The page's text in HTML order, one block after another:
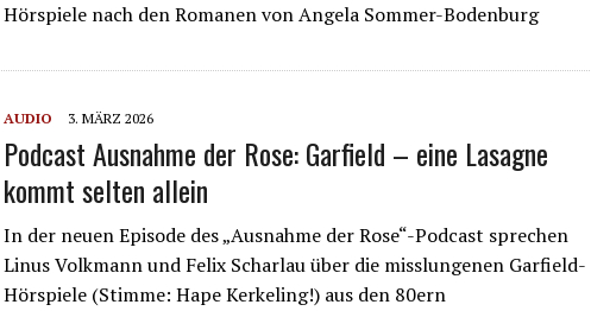
Hörspiele nach den Romanen von Angela Sommer-Bodenburg
AUDIO 3. MÄRZ 2026
Podcast Ausnahme der Rose: Garfield – eine Lasagne
kommt selten allein
In der neuen Episode des „Ausnahme der Rose“-Podcast sprechen
Linus Volkmann und Felix Scharlau über die misslungenen Garfield-
Hörspiele (Stimme: Hape Kerkeling!) aus den 80ern